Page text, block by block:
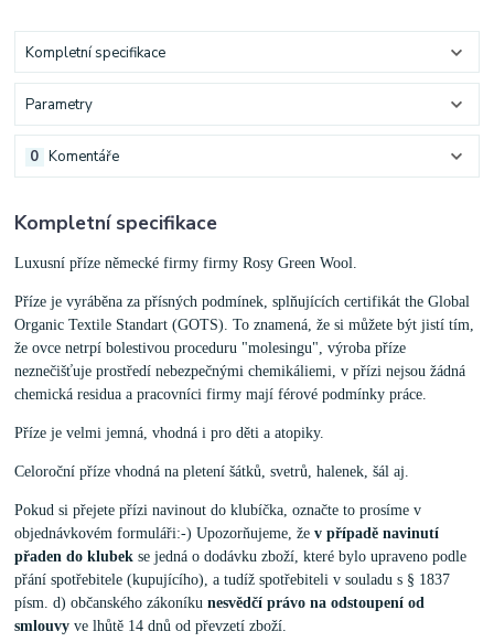
Kompletní specifikace
Parametry
Komentáře
0
Kompletní specifikace
Luxusní příze německé firmy firmy Rosy Green Wool.
Příze je vyráběna za přísných podmínek, splňujících certifikát the Global
Organic Textile Standart (GOTS). To znamená, že si můžete být jistí tím,
že ovce netrpí bolestivou proceduru "molesingu", výroba příze
neznečišťuje prostředí nebezpečnými chemikáliemi, v přízi nejsou žádná
chemická residua a pracovníci firmy mají férové podmínky práce.
Příze je velmi jemná, vhodná i pro děti a atopiky.
Celoroční příze vhodná na pletení šátků, svetrů, halenek, šál aj.
Pokud si přejete přízi navinout do klubíčka, označte to prosíme v
objednávkovém formuláři:-) Upozorňujeme, žev případě navinutí
přaden do klubek se jedná o dodávku zboží, které bylo upraveno podle
přání spotřebitele (kupujícího), a tudíž spotřebiteli v souladu s § 1837
písm. d) občanského zákoníkunesvědčí právo na odstoupení od
smlouvy ve lhůtě 14 dnů od převzetí zboží.